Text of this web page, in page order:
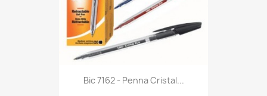
Anteprima
Bic 7162 - Penna Cristal...